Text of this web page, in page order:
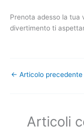
Prenota adesso la tua
divertimento ti
← Articolo precedente
Articoli